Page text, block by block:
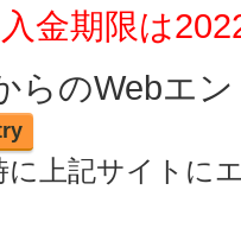
金期限は
らのWebエ
上記サイトに